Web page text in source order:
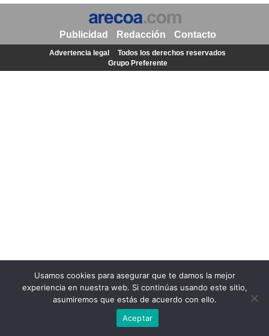
Usamos cookies para asegurar que te damos la mejor
experiencia en nuestra web. Si continúas usando este sitio,
asumiremos que estás de acuerdo con ello.
Aceptar
Publicidad Redacción Contacto
Advertencia legal
Todos los derechos reservados
Grupo Preferente